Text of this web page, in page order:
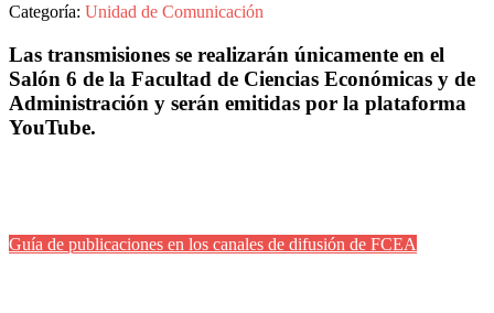
Categoría: Unidad de Comunicación
Las transmisiones se realizarán únicamente en el
Salón 6 de la Facultad de Ciencias Económicas y de
Administración y serán emitidas por la plataforma
YouTube.
Guía de publicaciones en los canales de difusión de FCEA